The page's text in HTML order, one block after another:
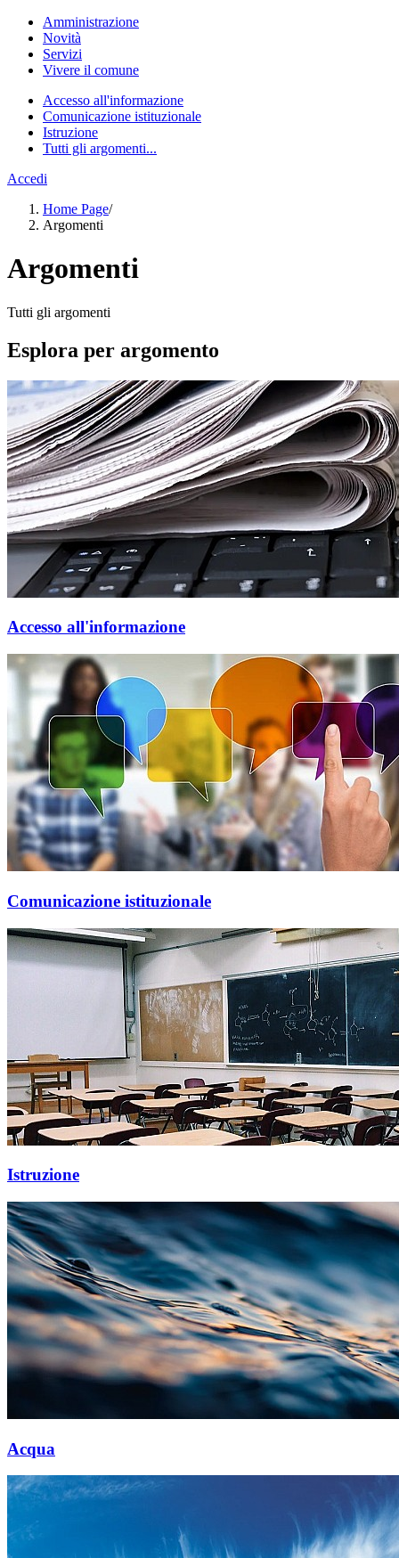
Amministrazione
Novità
Servizi
Vivere il comune
Accesso all'informazione
Comunicazione istituzionale
Istruzione
Tutti gli argomenti...
Accedi
Home Page/
Argomenti
Argomenti
Tutti gli argomenti
Esplora per argomento
Accesso all'informazione
Comunicazione istituzionale
Istruzione
Acqua